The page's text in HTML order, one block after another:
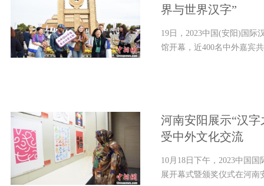
界与世界汉字”
19日，2023中国(安阳)国际
馆开幕，近400名中外嘉宾
河南安阳展示“汉
受中外文化交流
10月18日下午，2023中国
展开幕式暨颁奖仪式在河南